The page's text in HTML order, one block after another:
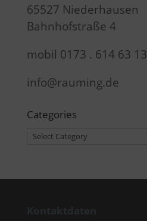
65527 Niederhausen
Bahnhofstraße 4
mobil 0173 . 614 63 13
info@rauming.de
Categories
Categories